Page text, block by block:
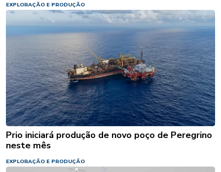
EXPLORAÇÃO E PRODUÇÃO
Prio iniciará produção de novo poço de Peregrino
neste mês
EXPLORAÇÃO E PRODUÇÃO